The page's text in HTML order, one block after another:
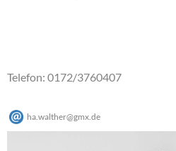
Telefon: 0172/3760407
ha.walther@gmx.de